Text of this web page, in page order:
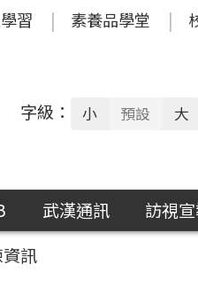
習 素養品學堂
字級： 小 預設 大
武漢通訊
訪視
訊